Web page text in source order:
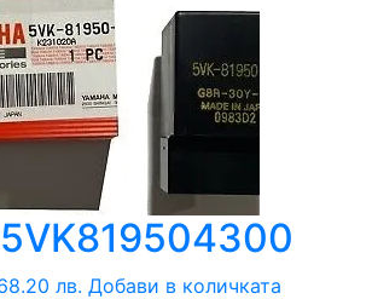
лв. Добави в количката